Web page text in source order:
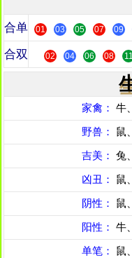
合单 01 03 05 07 09
合双 02 04 06 08 11
家禽： 牛
野兽： 鼠
吉美： 兔
凶丑： 鼠
阴性： 鼠
阳性： 牛
单笔： 鼠